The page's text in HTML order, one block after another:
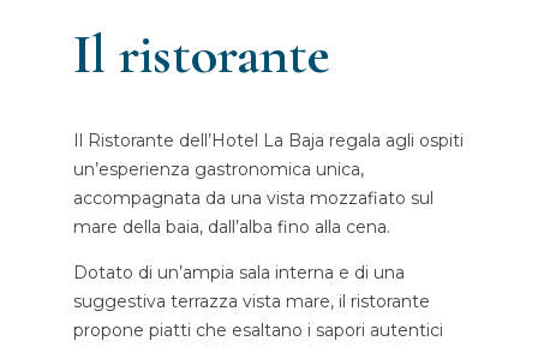
Il ristorante
Il Ristorante dell’Hotel La Baja regala agli ospiti
un’esperienza gastronomica unica,
accompagnata da una vista mozzafiato sul
mare della baia, dall’alba fino alla cena.
Dotato di un’ampia sala interna e di una
suggestiva terrazza vista mare, il ristorante
propone piatti che esaltano i sapori autentici